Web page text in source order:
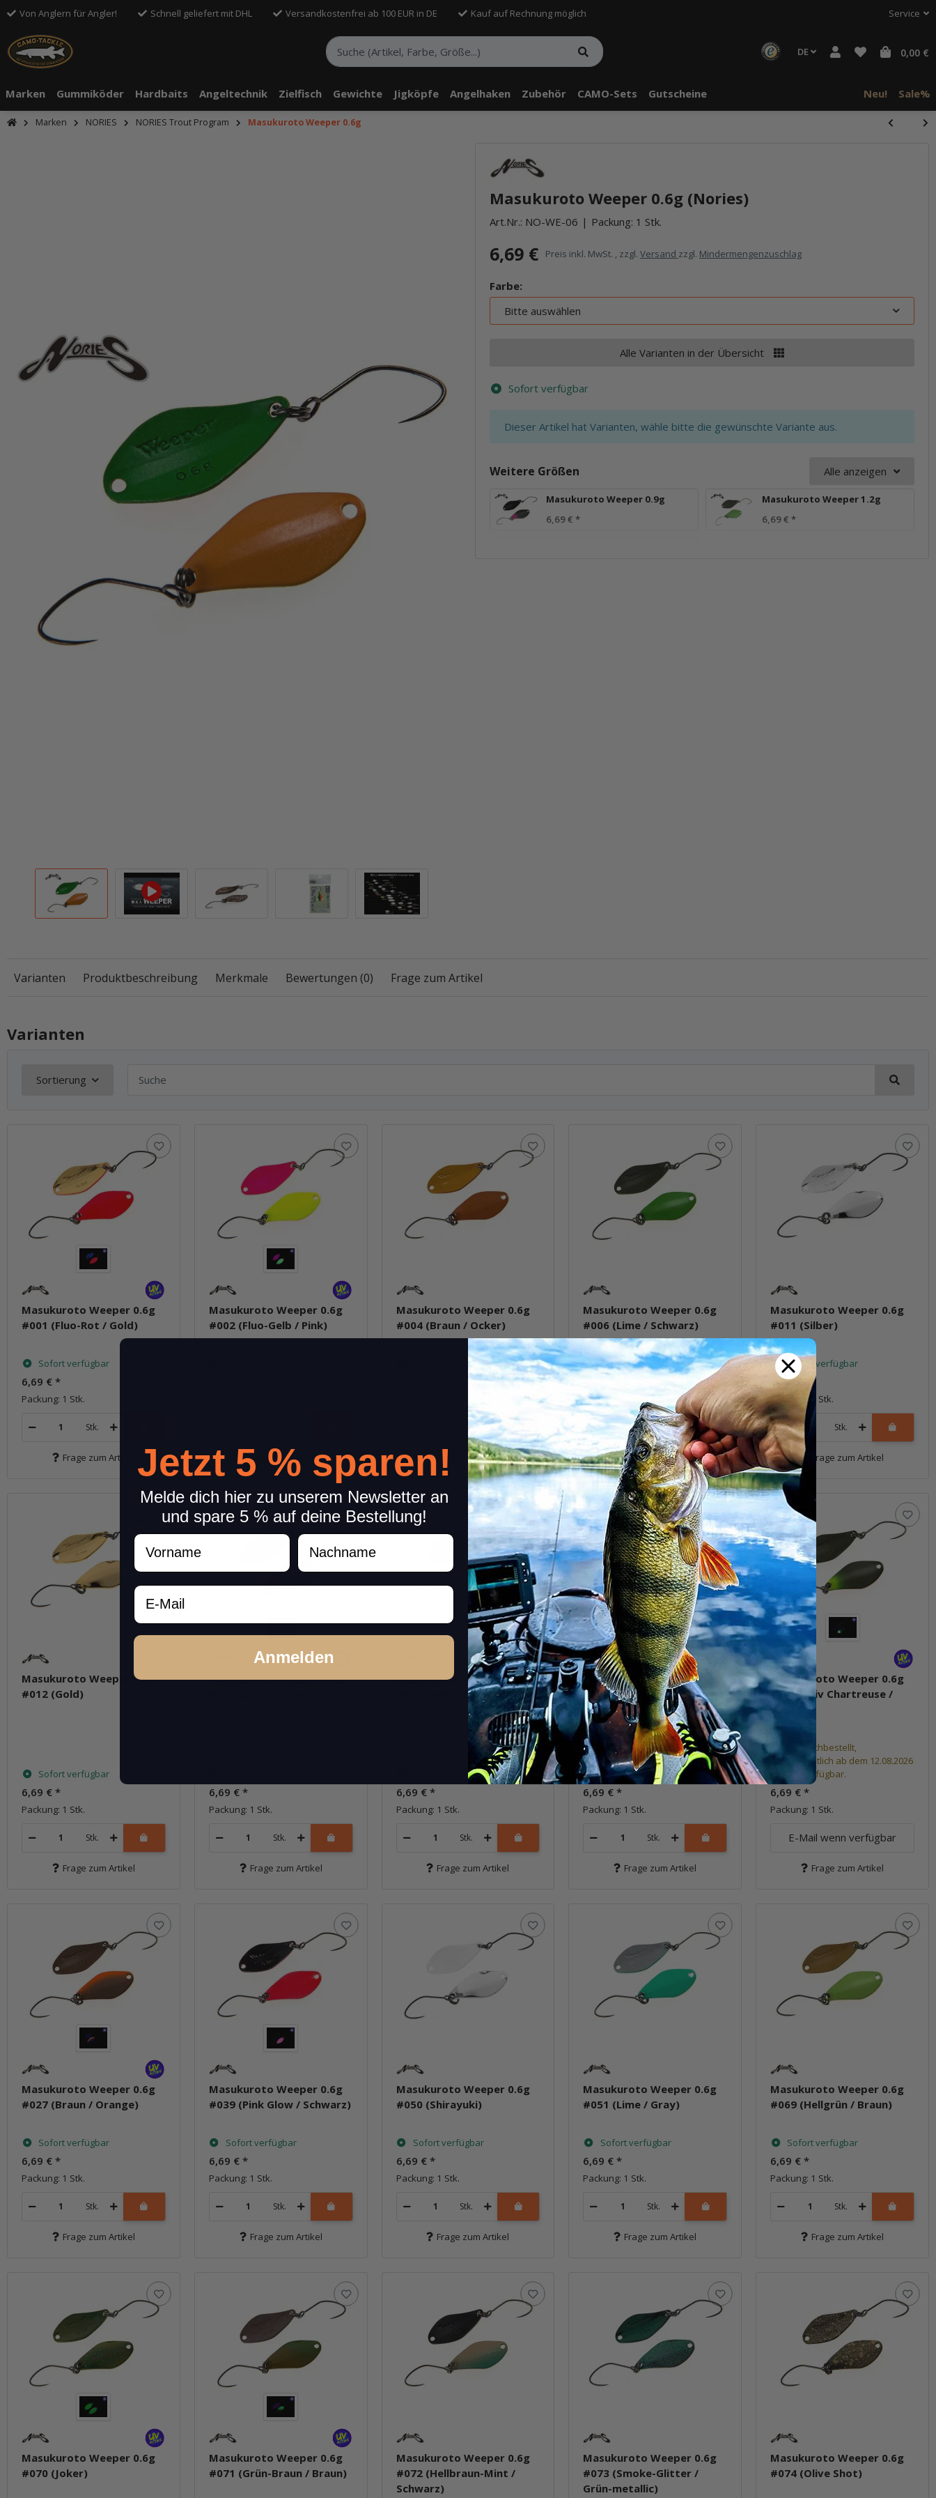
Von Anglern für Angler! Schnell geliefert mit DHL Versandkostenfrei ab 100 EUR in DE Kauf auf Rechnung möglich Service
DE 0,00 €
Marken Gummiköder Hardbaits Angeltechnik Zielfisch Gewichte Jigköpfe Angelhaken Zubehör CAMO-Sets Gutscheine Neu! Sale%
Marken NORIES NORIES Trout Program Masukuroto Weeper 0.6g
An dieser Stelle findest Du Inhalte von Drittanbietern (Youtube). Möchtest Du Inhalte von
Drittanbietern angezeigt bekommen, klicke bitte in den Einstellungen zur Privatssphäre "Alle
akzeptieren" und lade anschließend die Seite neu.Masukuroto Weeper 0.6g (Nories)
Art.Nr.: NO-WE-06 Packung: 1 Stk.
6,69 € Preis inkl. MwSt. , zzgl. Versand zzgl. Mindermengenzuschlag
Farbe:
Bitte auswählen
Alle Varianten in der Übersicht
Sofort verfügbar
x
Dieser Artikel hat Varianten, wähle bitte die gewünschte Variante aus.
Weitere Größen Alle anzeigen
Masukuroto Weeper 0.9g
6,69 € *
Masukuroto Weeper 1.2g
6,69 € *
Varianten Produktbeschreibung Merkmale Bewertungen (0) Frage zum Artikel
Varianten
Sortierung
Masukuroto Weeper 0.6g
#001 (Fluo-Rot / Gold)
Sofort verfügbar
6,69 € *
Packung: 1 Stk.
Stk.
Frage zum Artikel
Masukuroto Weeper 0.6g
#002 (Fluo-Gelb / Pink)
Frage zum Artikel
Masukuroto Weeper 0.6g
#004 (Braun / Ocker)
Sofort verfügbar
Stk.
Frage zum Artikel
Masukuroto Weeper 0.6g
#006 (Lime / Schwarz)
Sofort verfügbar
Packung: 1 Stk.
Stk.
Frage zum Artikel
Masukuroto Weeper 0.6g
#011 (Silber)
Sofort verfügbar
6,69 €*
Packung: 1 Stk.
Stk.
Frage zum Artikel
Masukuroto Weeper 0.6g
#012 (Gold)
Sofort verfügbar
6,69 € *
Packung: 1 Stk.
Stk.
Frage zum Artikel
Masukuroto Weeper 0.6g
6,69 € *
Packung: 1 Stk.
Stk.
Frage zum Artikel
Masukuroto Weeper 0.6g
#015 (Weiss / Schwarz)
Sofort verfügbar
6,69 € *
Packung: 1 Stk.
Stk.
Frage zum Artikel
Masukuroto Weeper 0.6g
#022 (Fluo-Gelb / Schwarz)
Sofort verfügbar
6,69 €*
Packung: 1 Stk.
Stk.
Frage zum Artikel
Masukuroto Weeper 0.6g
#023 (Oliv Chartreuse /
Oliv)
Bereits nachbestellt,
voraussichtlich ab dem 12.08.2026
wieder verfügbar.
6,69 €*
Packung: 1 Stk.
E-Mail wenn verfügbar
Frage zum Artikel
Masukuroto Weeper 0.6g
#027 (Braun / Orange)
Sofort verfügbar
6,69 € *
Packung: 1 Stk.
Stk.
Frage zum Artikel
Masukuroto Weeper 0.6g
#039 (Pink Glow / Schwarz)
Sofort verfügbar
6,69 € *
Packung: 1 Stk.
Stk.
Frage zum Artikel
Masukuroto Weeper 0.6g
#050 (Shirayuki)
Sofort verfügbar
6,69 € *
Packung: 1 Stk.
Stk.
Frage zum Artikel
Masukuroto Weeper 0.6g
#051 (Lime / Gray)
Sofort verfügbar
6,69 €*
Packung: 1 Stk.
Stk.
Frage zum Artikel
Masukuroto Weeper 0.6g
#069 (Hellgrün / Braun)
Sofort verfügbar
6,69 €*
Packung: 1 Stk.
Stk.
Frage zum Artikel
Masukuroto Weeper 0.6g
#070 (Joker)
Masukuroto Weeper 0.6g
#071 (Grün-Braun / Braun)
Masukuroto Weeper 0.6g
#072 (Hellbraun-Mint /
Schwarz)
Masukuroto Weeper 0.6g
#073 (Smoke-Glitter /
Grün-metallic)
Masukuroto Weeper 0.6g
#074 (Olive Shot)
Jetzt 5 % sparen!
Melde dich hier zu unserem Newsletter an
und spare 5 % auf deine Bestellung!
Vorname Nachname
Email
Anmelden